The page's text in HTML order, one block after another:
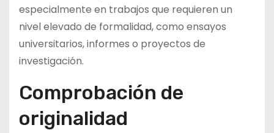
especialmente en trabajos que requieren un
nivel elevado de formalidad, como ensayos
universitarios, informes o proyectos de
investigación.
Comprobación de
originalidad